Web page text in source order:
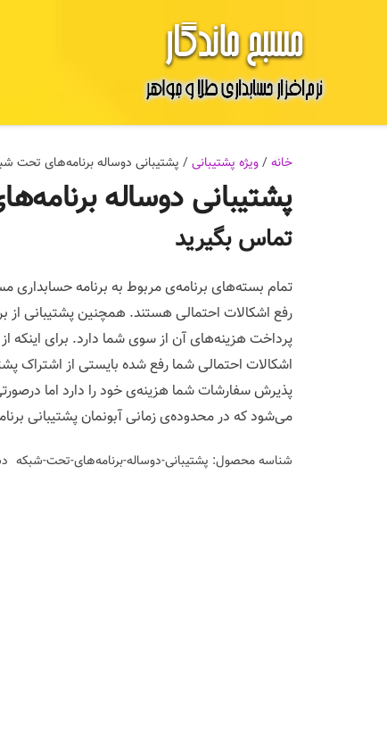
خانه/ویژه پشتیبانی/ پشتیبانی دوساله برنامه‌های تحت
پشتیبانی دوساله
تماس بگیرید
تمام بسته‌های برنامه‌ی مربوط به برنامه حسابداری
رفع اشکالات احتمالی هستند. همچنین پشتیبانی از
پرداخت هزینه‌های آن از سوی شما دارد. برای اینکه
اشکالات احتمالی شما رفع شده بایستی از اشتراک
پذیرش سفارشات شما هزینه‌ی خود را دارد اما
می‌شود که در محدوده‌ی زمانی آبونمان پشتیبانی
شناسه محصول: پشتیبانی-دوساله-برنامه‌های-تحت-شبکه